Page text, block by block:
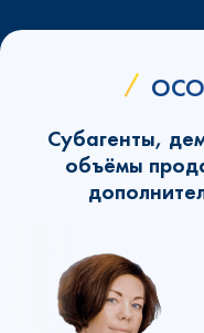
Субагенты,
объёмы